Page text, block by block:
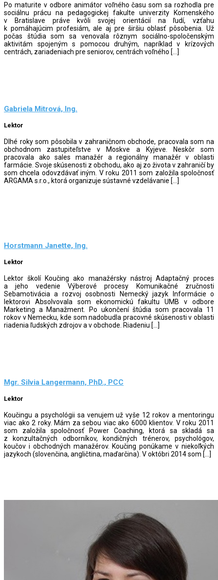
Po maturite v odbore animátor voľného času som sa rozhodla pre
sociálnu prácu na pedagogickej fakulte univerzity Komenského
v Bratislave práve kvôli svojej orientácií na ľudí, vzťahu
k pomáhajúcim profesiám, ale aj pre širšiu oblasť pôsobenia. Už
počas štúdia som sa venovala rôznym sociálno-spoločenským
aktivitám spojeným s pomocou druhým, napríklad v krízových
centrách, zariadeniach pre seniorov, centrách voľného […]
Gabriela Mitrová, Ing.
Lektor
Dlhé roky som pôsobila v zahraničnom obchode, pracovala som na
obchodnom zastupiteľstve v Moskve a Kyjeve. Neskôr som
pracovala ako sales manažér a regionálny manažér v oblasti
farmácie. Svoje skúsenosti z obchodu, ako aj zo života v zahraničí by
som chcela odovzdávať iným. V roku 2011 som založila spoločnosť
ARGAMA s.r.o., ktorá organizuje sústavné vzdelávanie […]
Horstmann Janette, Ing.
Lektor
Lektor školí Koučing ako manažérsky nástroj Adaptačný proces
a jeho vedenie Výberové procesy Komunikačné zručnosti
Sebamotivácia a rozvoj osobnosti Nemecký jazyk Informácie o
lektorovi Absolvovala som ekonomickú fakultu UMB v odbore
Marketing a Manažment. Po ukončení štúdia som pracovala 11
rokov v Nemecku, kde som nadobudla pracovné skúsenosti v oblasti
riadenia ľudských zdrojov a v obchode. Riadeniu […]
Mgr. Silvia Langermann, PhD., PCC
Lektor
Koučingu a psychológii sa venujem už vyše 12 rokov a mentoringu
viac ako 2 roky. Mám za sebou viac ako 6000 klientov. V roku 2011
som založila spoločnosť Power Coaching, ktorá sa skladá sa
z konzultačných odborníkov, kondičných trénerov, psychológov,
koučov i obchodných manažérov. Koučing ponúkame v niekoľkých
jazykoch (slovenčina, angličtina, maďarčina). V októbri 2014 som […]